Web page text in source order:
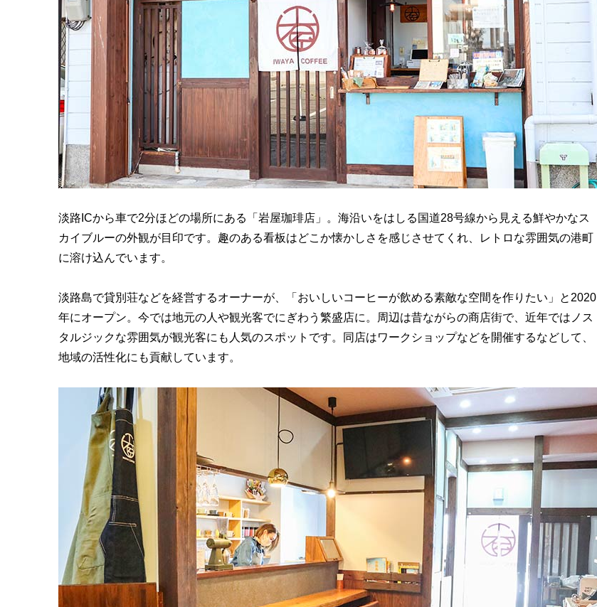
淡路ICから車で2分ほどの場所にある「岩屋珈琲店」。海沿いをはしる国道28号線から見える鮮やかなス
カイブルーの外観が目印です。趣のある看板はどこか懐かしさを感じさせてくれ、レトロな雰囲気の港町
に溶け込んでいます。
淡路島で貸別荘などを経営するオーナーが、「おいしいコーヒーが飲める素敵な空間を作りたい」と2020
年にオープン。今では地元の人や観光客でにぎわう繁盛店に。周辺は昔ながらの商店街で、近年ではノス
タルジックな雰囲気が観光客にも人気のスポットです。同店はワークショップなどを開催するなどして、
地域の活性化にも貢献しています。